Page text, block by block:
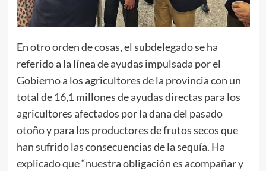
En otro orden de cosas, el subdelegado se ha
referido a la línea de ayudas impulsada por el
Gobierno a los agricultores de la provincia con un
total de 16,1 millones de ayudas directas para los
agricultores afectados por la dana del pasado
otoño y para los productores de frutos secos que
han sufrido las consecuencias de la sequía. Ha
explicado que “nuestra obligación es acompañar y